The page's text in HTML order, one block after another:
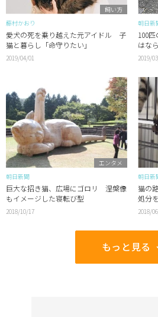
飼い方
藤村かおり
愛犬の死を乗り越えた元アイドル 子
猫と暮らし「命守りたい」
2019/04/01
朝日新
100
はな
2019/
エンタメ
朝日新聞
巨大な招き猫、広場にゴロリ 涅槃像
もイメージした寝転び型
2018/10/17
朝日新
猫の
処分
2018/
もっと見る